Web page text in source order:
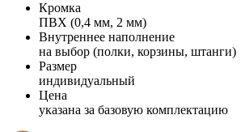
Кромка
ПВХ (0,4 мм, 2 мм)
Внутреннее наполнение
на выбор (полки, корзины, штанги)
Размер
индивидуальный
Цена
указана за базовую комплектацию